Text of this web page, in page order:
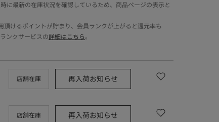
に最新の在庫状況を確認しているため、商品ページの表示と
頂けるポイントが貯まり、会員ランクが上がると還元率も
ンクサービスの詳細はこちら。
店舗在庫 再入荷お知らせ
店舗在庫 再入荷お知らせ